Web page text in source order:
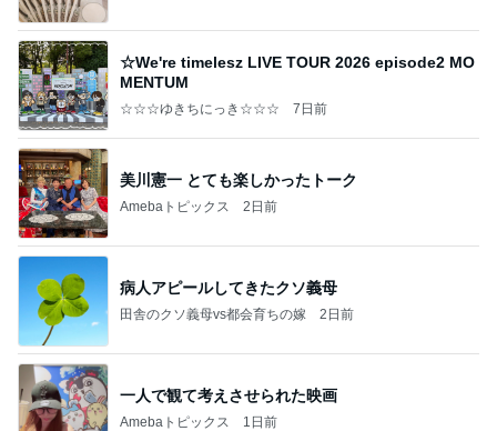
☆We're timelesz LIVE TOUR 2026 episode2 MO
MENTUM
☆☆☆ゆきちにっき☆☆☆ 7日前
美川憲一 とても楽しかったトーク
Amebaトピックス 2日前
病人アピールしてきたクソ義母
田舎のクソ義母vs都会育ちの嫁 2日前
一人で観て考えさせられた映画
Amebaトピックス 1日前